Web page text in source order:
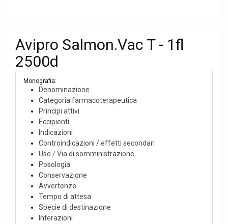
Avipro Salmon.Vac T - 1fl
2500d
Monografia:
Denominazione
Categoria farmacoterapeutica
Principi attivi
Eccipienti
Indicazioni
Controindicazioni / effetti secondari
Uso / Via di somministrazione
Posologia
Conservazione
Avvertenze
Tempo di attesa
Specie di destinazione
Interazioni